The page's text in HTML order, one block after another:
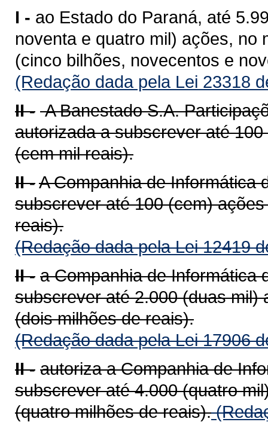
I - ao Estado do Paraná, até
noventa e quatro mil) ações, no
(cinco bilhões, novecentos e
(Redação dada pela Lei 23318
II - A Banestado S.A.
autorizada a subscrever até
(cem mil reais).
II -A Companhia de Informática
subscrever até 100 (cem)
reais).
(Redação dada pela Lei 12419
II - a Companhia de Informática
subscrever até 2.000 (duas mil)
(dois milhões de reais).
(Redação dada pela Lei 17906
II - autoriza a Companhia de
subscrever até 4.000 (quatro
(quatro milhões de reais).